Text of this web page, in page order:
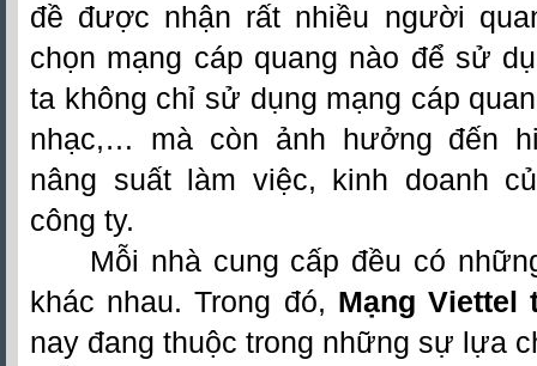
đề được nhận rất nhiều người
chọn mạng cáp quang nào để sử
ta không chỉ sử dụng mạng cáp
nhạc,… mà còn ảnh hưởng đến
nâng suất làm việc, kinh doanh
công ty.
Mỗi nhà cung cấp đều có
khác nhau. Trong đó, Mạng Viettel
nay đang thuộc trong những sự lựa